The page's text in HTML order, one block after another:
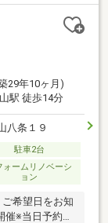
29年10ヶ月)
駅 徒歩14分
八条１９
駐車2台
ォームリノベーシ
ョン
希望日をお知
催※当日予約